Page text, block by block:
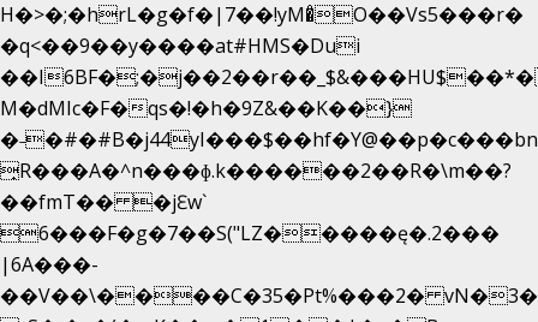
H�>�;�hrL�g�f�|7��!yM�̊O��Vs5���r�
�q<��9��y����at#HMS�Dui
M�dMIc�F�qs�!�h�9Z&��K��}
̟R���A�^n���ɸ.k������2��R�\m��?
��fmT�� �jԐw`
6���F�g�7��S("LZ�����ę�.2���
|6A���-
��V��\����C�35�Pt%���2�